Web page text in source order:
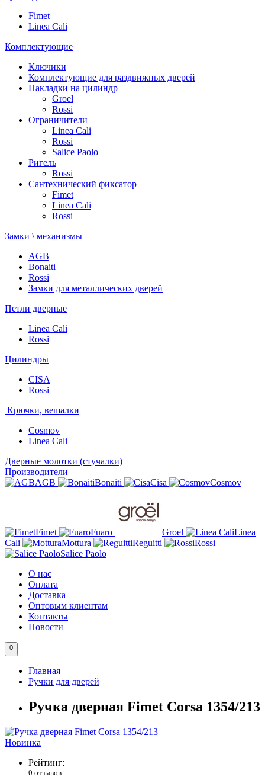
Fimet
Linea Cali
Комплектующие
Ключики
Комплектующие для раздвижных дверей
Накладки на цилиндр
Groel
Rossi
Ограничители
Linea Cali
Rossi
Salice Paolo
Ригель
Rossi
Сантехнический фиксатор
Fimet
Linea Cali
Rossi
Замки \ механизмы
AGB
Bonaiti
Rossi
Замки для металлических дверей
Петли дверные
Linea Cali
Rossi
Цилиндры
CISA
Rossi
Крючки, вешалки
Cosmov
Linea Cali
Дверные молотки (стучалки)
Производители
AGB
Bonaiti Cisa Cosmov
Fimet Fuaro Groel
Linea
Cali
Mottura Reguitti
Rossi
Salice Paolo
О нас
Оплата
Доставка
Оптовым клиентам
Контакты
Новости
0
Главная
Ручки для дверей
Ручка дверная Fimet Corsa 1354/213
Новинка
Рейтинг:
0 отзывов